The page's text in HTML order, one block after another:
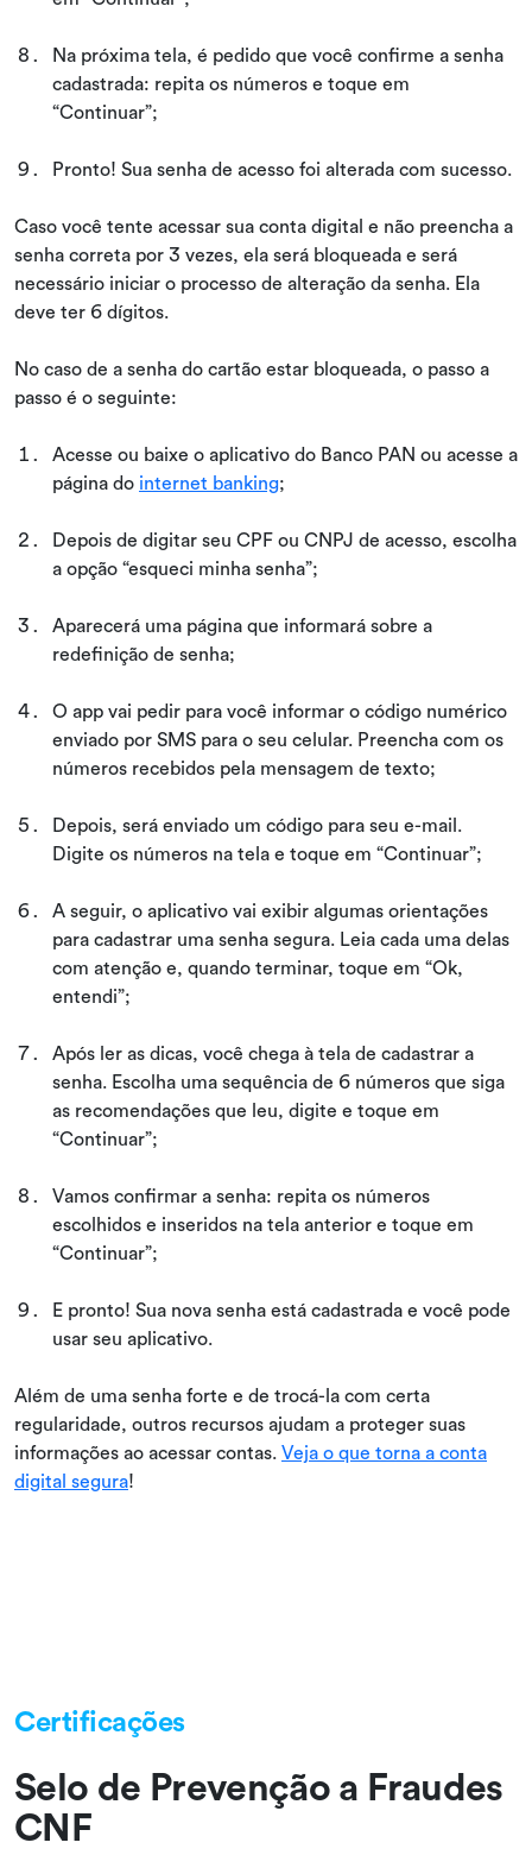
Na próxima tela, é pedido que você confirme a senha
cadastrada: repita os números e toque em
“Continuar”;
Pronto! Sua senha de acesso foi alterada com sucesso.
Caso você tente acessar sua conta digital e não preencha a
senha correta por 3 vezes, ela será bloqueada e será
necessário iniciar o processo de alteração da senha. Ela
deve ter 6 dígitos.
No caso de a senha do cartão estar bloqueada, o passo a
passo é o seguinte:
Acesse ou baixe o aplicativo do Banco PAN ou acesse a
página do internet banking;
Depois de digitar seu CPF ou CNPJ de acesso, escolha
a opção “esqueci minha senha”;
Aparecerá uma página que informará sobre a
redefinição de senha;
O app vai pedir para você informar o código numérico
enviado por SMS para o seu celular. Preencha com os
números recebidos pela mensagem de texto;
Depois, será enviado um código para seu e-mail.
Digite os números na tela e toque em “Continuar”;
A seguir, o aplicativo vai exibir algumas orientações
para cadastrar uma senha segura. Leia cada uma delas
com atenção e, quando terminar, toque em “Ok,
entendi”;
Após ler as dicas, você chega à tela de cadastrar a
senha. Escolha uma sequência de 6 números que siga
as recomendações que leu, digite e toque em
“Continuar”;
Vamos confirmar a senha: repita os números
escolhidos e inseridos na tela anterior e toque em
“Continuar”;
E pronto! Sua nova senha está cadastrada e você pode
usar seu aplicativo.
Além de uma senha forte e de trocá-la com certa
regularidade, outros recursos ajudam a proteger suas
informações ao acessar contas. Veja o que torna a conta
digital segura!
Certificações
Selo de Prevenção a Fraudes
CNF